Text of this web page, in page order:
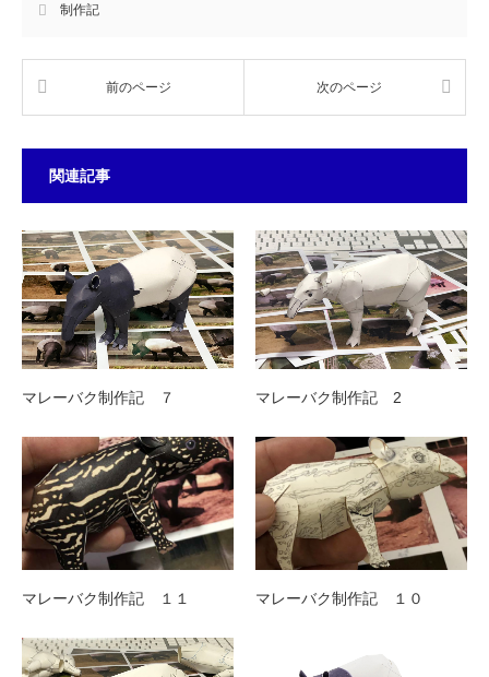
制作記
前のページ 次のページ
関連記事
マレーバク制作記 ７ マレーバク制作記 2
マレーバク制作記 １１ マレーバク制作記 １０